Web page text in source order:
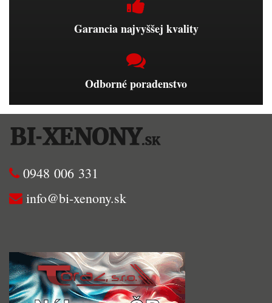
Garancia najvyššej kvality
Odborné poradenstvo
0948 006 331
info@bi-xenony.sk